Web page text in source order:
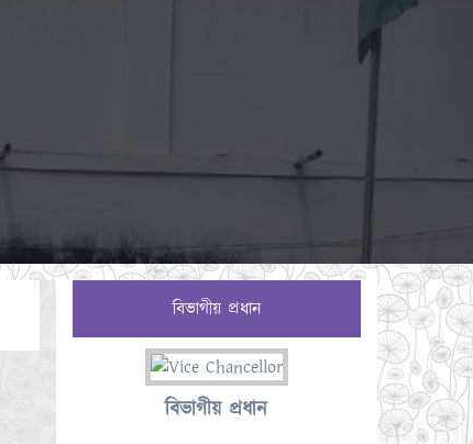
বিভাগীয় প্রধান
বিভাগীয় প্রধান